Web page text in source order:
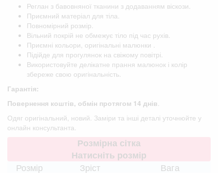
Реглан з бавовняної тканини з додаванням віскози.
Приємний матеріал для тіла.
Повномірний розмір.
Вільний покрій не обмежує тіло під час рухів.
Приємні кольори, оригінальні малюнки .
Підійде для прогулянок на свіжому повітрі.
Використовуйте делікатне прання малюнок і колір
збереже свою оригінальність.
Гарантія:
Повернення коштів, обмін протягом 14 днів
Одяг оригінальний, новий. Заміри та інші деталі уточнюйте у
онлайн консультанта.
Розмірна сітка
Натисніть розмір
Розмір
Зріст
Вага